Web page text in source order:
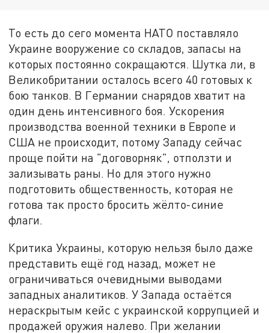
То есть до сего момента НАТО поставляло
Украине вооружение со складов, запасы на
которых постоянно сокращаются. Шутка ли, в
Великобритании осталось всего 40 готовых к
бою танков. В Германии снарядов хватит на
один день интенсивного боя. Ускорения
производства военной техники в Европе и
США не происходит, потому Западу сейчас
проще пойти на "договорняк", отползти и
зализывать раны. Но для этого нужно
подготовить общественность, которая не
готова так просто бросить жёлто-синие
флаги.
Критика Украины, которую нельзя было даже
представить ещё год назад, может не
ограничиваться очевидными выводами
западных аналитиков. У Запада остаётся
нераскрытым кейс с украинской коррупцией и
продажей оружия налево. При желании